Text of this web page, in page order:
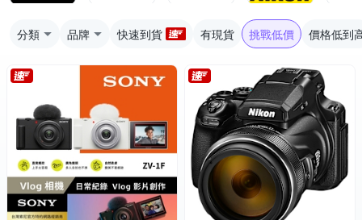
分類 品牌 快速到貨 有現貨 挑戰低價 價格低到